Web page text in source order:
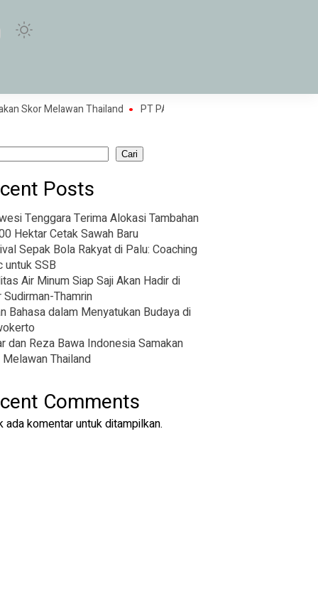
Melawan Thailand PT PAL dan IKI Bangun Kapal Pinisi untuk
Cari
Posts
Tenggara Terima Alokasi Tambahan
Hektar Cetak Sawah Baru
Sepak Bola Rakyat di Palu: Coaching
untuk SSB
Air Minum Siap Saji Akan Hadir di
Sudirman-Thamrin
Bahasa dalam Menyatukan Budaya di
dan Reza Bawa Indonesia Samakan
Thailand
Comments
ada komentar untuk ditampilkan.